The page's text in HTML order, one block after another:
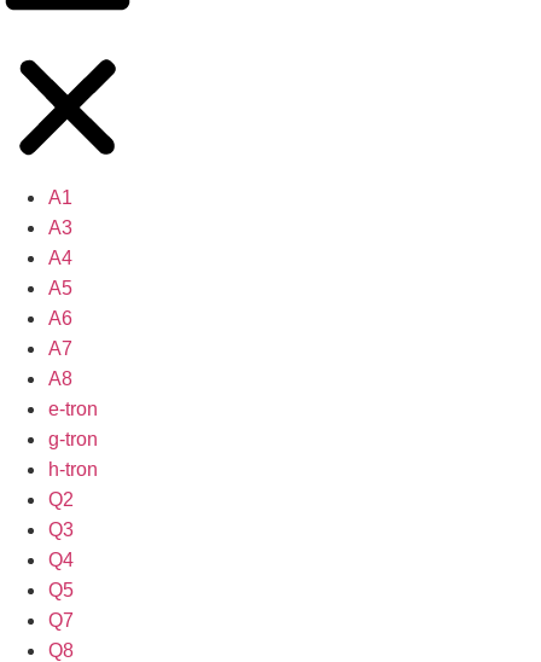
A1
A3
A4
A5
A6
A7
A8
e-tron
g-tron
h-tron
Q2
Q3
Q4
Q5
Q7
Q8